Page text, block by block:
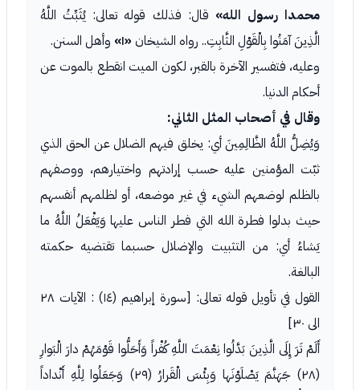
محمدا رسول الله» قال: فذلك قوله تعالى: يُثَبِّتُ اللَّهُ
الَّذِينَ آمَنُوا بِالْقَوْلِ الثَّابِتِ.. رواه الشيخان «١»
وأهل السنن.
وعليه، فتفسير الآخرة بالقبر، لكون الميت انقطع بالموت عن
أحكام الدنيا.
وقال في أصحاب المثل الثاني:
وَيُضِلُّ اللَّهُ الظَّالِمِينَ أي: يخلق فيهم الضلال عن الحق الذي
ثبّت المؤمنين عليه حسب إرادتهم واختيارهم، ووصفهم
بالظلم لوضعهم الشيء في غير موضعه، أو لظلمهم أنفسهم
حيث بدلوا فطرة الله التي فطر الناس عليها وَيَفْعَلُ اللَّهُ ما
يَشاءُ أي: من التثبيت والإضلال حسبما تقتضيه حكمته
البالغة.
القول في تأويل قوله تعالى: [سورة إبراهيم (١٤) : الآيات ٢٨
الى ٣٠]
أَلَمْ تَرَ إِلَى الَّذِينَ بَدَّلُوا نِعْمَتَ اللَّهِ كُفْراً وَأَحَلُّوا قَوْمَهُمْ دارَ الْبَوارِ
(٢٨) جَهَنَّمَ يَصْلَوْنَها وَبِئْسَ الْقَرارُ (٢٩) وَجَعَلُوا لِلَّهِ أَنْداداً